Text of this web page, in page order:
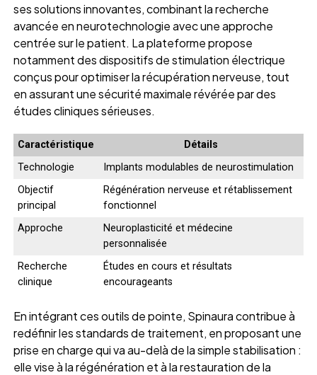
ses solutions innovantes, combinant la recherche
avancée en neurotechnologie avec une approche
centrée sur le patient. La plateforme propose
notamment des dispositifs de stimulation électrique
conçus pour optimiser la récupération nerveuse, tout
en assurant une sécurité maximale révérée par des
études cliniques sérieuses.
Caractéristique
Détails
Technologie
Implants modulables de neurostimulation
Objectif
principal
Régénération nerveuse et rétablissement
fonctionnel
Approche
Neuroplasticité et médecine
personnalisée
Recherche
clinique
Études en cours et résultats
encourageants
En intégrant ces outils de pointe, Spinaura contribue à
redéfinir les standards de traitement, en proposant une
prise en charge qui va au-delà de la simple stabilisation :
elle vise à la régénération et à la restauration de la